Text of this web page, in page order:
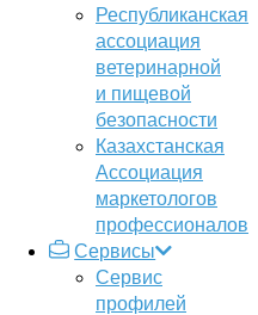
Республиканская
ассоциация
ветеринарной
и пищевой
безопасности
Казахстанская
Ассоциация
маркетологов
профессионалов
Сервисы
Сервис
профилей